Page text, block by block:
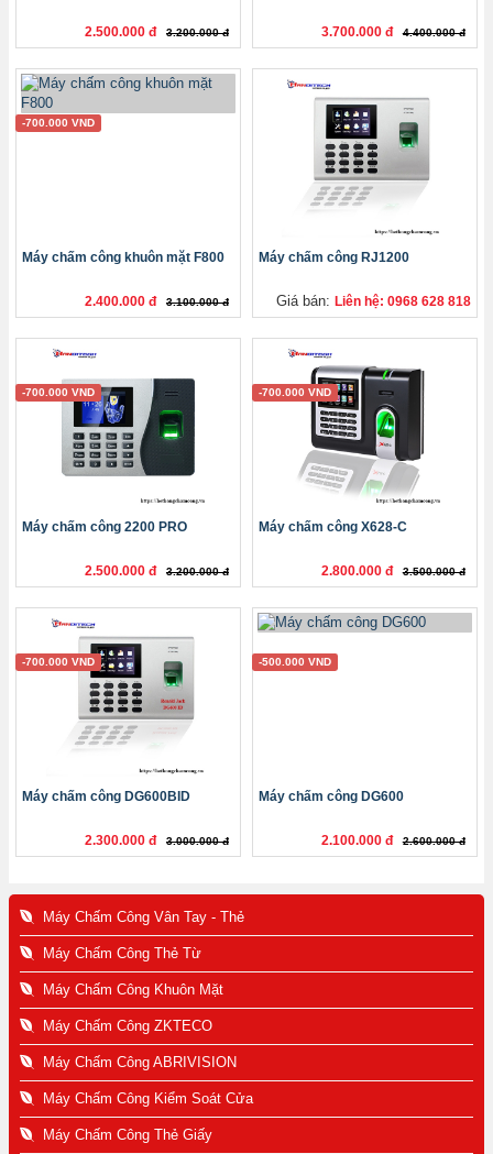
2.500.000 đ 3.200.000 đ 3.700.000 đ 4.400.000 đ
-700.000 VND
Máy chấm công khuôn mặt F800
2.400.000 đ 3.100.000 đ
Máy chấm công RJ1200
Giá bán: Liên hệ: 0968 628 818
-700.000 VND
Máy chấm công 2200 PRO
2.500.000 đ 3.200.000 đ
-700.000 VND
Máy chấm công X628-C
2.800.000 đ 3.500.000 đ
-700.000 VND
Máy chấm công DG600BID
2.300.000 đ 3.000.000 đ
-500.000 VND
Máy chấm công DG600
2.100.000 đ 2.600.000 đ
Máy Chấm Công Vân Tay - Thẻ
Máy Chấm Công Thẻ Từ
Máy Chấm Công Khuôn Mặt
Máy Chấm Công ZKTECO
Máy Chấm Công ABRIVISION
Máy Chấm Công Kiểm Soát Cửa
Máy Chấm Công Thẻ Giấy